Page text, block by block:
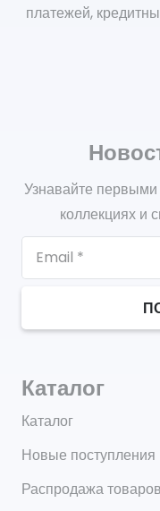
платежей,
Узнавайте
коллекциях и
Каталог
Каталог
Новые поступления
Распродажа товаров